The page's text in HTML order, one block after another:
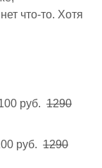
что-то. Хотя
руб. 1290
руб. 1290